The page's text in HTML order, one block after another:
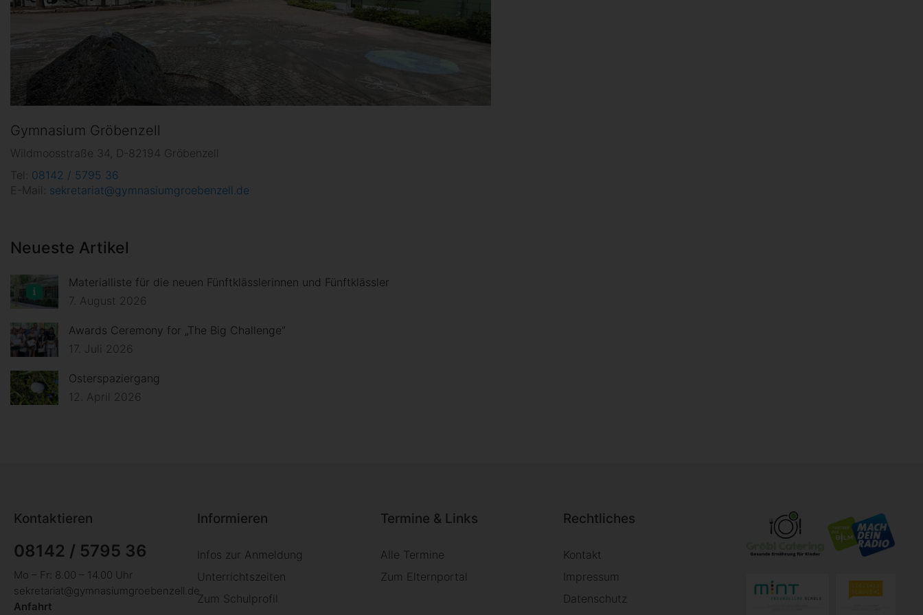
Gymnasium Gröbenzell
Wildmoosstraße 34, D-82194 Gröbenzell
Tel: 08142 / 5795 36
E-Mail: sekretariat@gymnasiumgroebenzell.de
Neueste Artikel
Materialliste für die neuen Fünftklässlerinnen und Fünftklässler
7. August 2026
Awards Ceremony for „The Big Challenge“
17. Juli 2026
Osterspaziergang
12. April 2026
Kontaktieren
08142 / 5795 36
Mo – Fr: 8.00 – 14.00 Uhr
sekretariat@gymnasiumgroebenzell.de
Anfahrt
Informieren
Infos zur Anmeldung
Unterrichtszeiten
Zum Schulprofil
Termine & Links
Alle Termine
Zum Elternportal
Rechtliches
Kontakt
Impressum
Datenschutz